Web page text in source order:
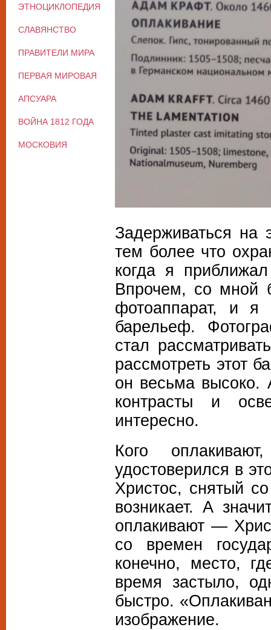
Задерживаться на
тем более что
когда я
Впрочем, со мной
фотоаппарат, и я
барельеф.
стал
рассмотреть этот
он весьма
контрасты и
интересно.
Кого
удостоверился в
Христос, снятый
возникает. А
оплакивают —
со времен
конечно, место,
время застыло,
быстро.
изображение.
ЭТНОЦИКЛОПЕДИЯ
СЛАВЯНСТВО
ПРАВИТЕЛИ МИРА
ПЕРВАЯ МИРОВАЯ
АПСУАРА
ВОЙНА 1812 ГОДА
МОСКОВИЯ